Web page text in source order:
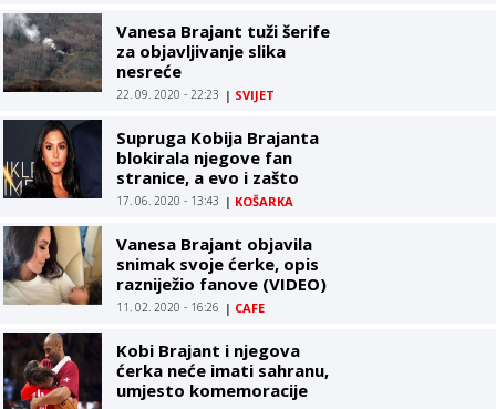
Vanesa Brajant tuži šerife
za objavljivanje slika
nesreće
22. 09. 2020 - 22:23 | SVIJET
Supruga Kobija Brajanta
blokirala njegove fan
stranice, a evo i zašto
17. 06. 2020 - 13:43 | KOŠARKA
Vanesa Brajant objavila
snimak svoje ćerke, opis
razniježio fanove (VIDEO)
11. 02. 2020 - 16:26 | CAFE
Kobi Brajant i njegova
ćerka neće imati sahranu,
umjesto komemoracije